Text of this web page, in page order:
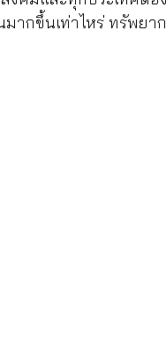
ากขึ้นเท่าไหร่ ทรัพยา